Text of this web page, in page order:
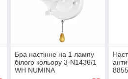
Бра настінне на 1 лампу
білого кольору 3-N1436/1
WH NUMINA